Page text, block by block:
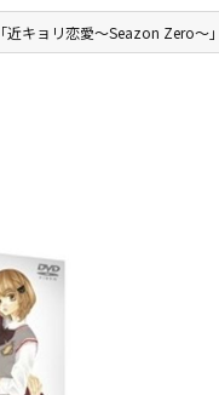
「近キョリ恋愛～Seazon Zero～